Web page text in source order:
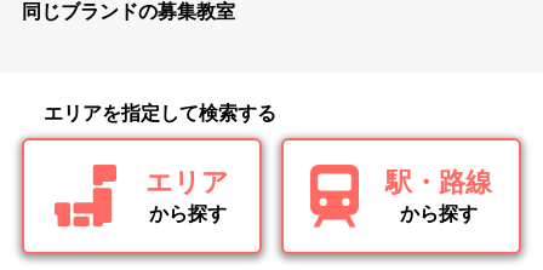
同じブランドの募集教室
エリアを指定して検索する
エリア
から探す
駅・路線
から探す